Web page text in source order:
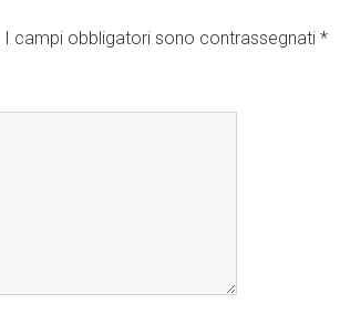
I campi obbligatori sono contrassegnati *